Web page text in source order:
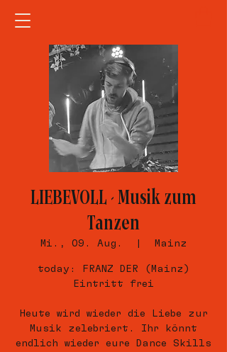
LIEBEVOLL - Musik zum
Tanzen
Mi., 09. Aug. Mainz
today: FRANZ DER (Mainz)
Eintritt frei
Heute wird wieder die Liebe zur
Musik zelebriert. Ihr könnt
endlich wieder eure Dance Skills